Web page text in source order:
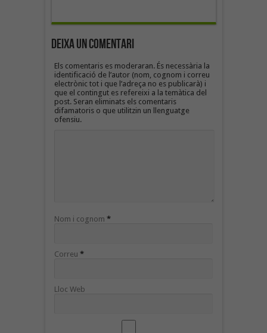
Deixa un Comentari
Els comentaris es moderaran. És necessària la
identificació de l’autor (nom, cognom i correu
electrònic tot i que l’adreça no es publicarà) i
que el contingut es refereixi a la temàtica del
post. Seran eliminats els comentaris
difamatoris o que utilitzin un llenguatge
ofensiu.
Nom i cognom *
Correu *
Lloc Web